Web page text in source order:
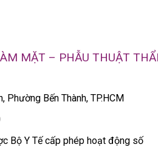
MẶT – PHẪU THUẬT
Phường Bến Thành, TP.HCM
Bộ Y Tế cấp phép hoạt động số